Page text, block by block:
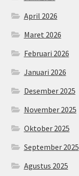
April 2026
Maret 2026
Februari 2026
Januari 2026
Desember 2025
November 2025
Oktober 2025
September 2025
Agustus 2025